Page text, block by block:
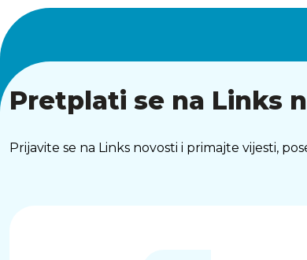
Pretplati se na Links
Prijavite se na Links novosti i primajte vijesti,